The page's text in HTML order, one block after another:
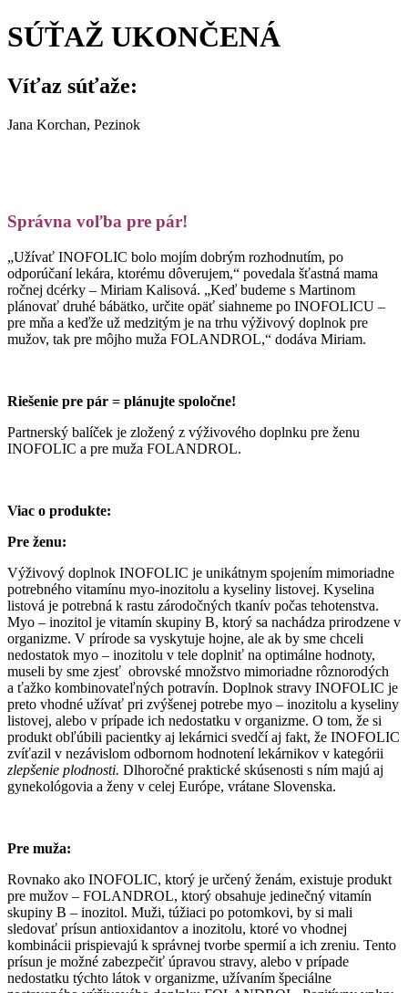
SÚŤAŽ UKONČENÁ
Víťaz súťaže:
Jana Korchan, Pezinok
Správna voľba pre pár!
„Užívať INOFOLIC bolo mojím dobrým rozhodnutím, po
odporúčaní lekára, ktorému dôverujem,“ povedala šťastná mama
ročnej dcérky – Miriam Kalisová. „Keď budeme s Martinom
plánovať druhé bábätko, určite opäť siahneme po INOFOLICU –
pre mňa a keďže už medzitým je na trhu výživový doplnok pre
mužov, tak pre môjho muža FOLANDROL,“ dodáva Miriam.
Riešenie pre pár = plánujte spoločne!
Partnerský balíček je zložený z výživového doplnku pre ženu
INOFOLIC a pre muža FOLANDROL.
Viac o produkte:
Pre ženu:
Výživový doplnok INOFOLIC je unikátnym spojením mimoriadne
potrebného vitamínu myo-inozitolu a kyseliny listovej. Kyselina
listová je potrebná k rastu zárodočných tkanív počas tehotenstva.
Myo – inozitol je vitamín skupiny B, ktorý sa nachádza prirodzene v
organizme. V prírode sa vyskytuje hojne, ale ak by sme chceli
nedostatok myo – inozitolu v tele doplniť na optimálne hodnoty,
museli by sme zjesť obrovské množstvo mimoriadne rôznorodých
a ťažko kombinovateľných potravín. Doplnok stravy INOFOLIC je
preto vhodné užívať pri zvýšenej potrebe myo – inozitolu a kyseliny
listovej, alebo v prípade ich nedostatku v organizme. O tom, že si
produkt obľúbili pacientky aj lekárnici svedčí aj fakt, že INOFOLIC
zvíťazil v nezávislom odbornom hodnotení lekárnikov v kategórii
zlepšenie plodnosti. Dlhoročné praktické skúsenosti s ním majú aj
gynekológovia a ženy v celej Európe, vrátane Slovenska.
Pre muža:
Rovnako ako INOFOLIC, ktorý je určený ženám, existuje produkt
pre mužov – FOLANDROL, ktorý obsahuje jedinečný vitamín
skupiny B – inozitol. Muži, túžiaci po potomkovi, by si mali
sledovať prísun antioxidantov a inozitolu, ktoré vo vhodnej
kombinácii prispievajú k správnej tvorbe spermií a ich zreniu. Tento
prísun je možné zabezpečiť úpravou stravy, alebo v prípade
nedostatku týchto látok v organizme, užívaním špeciálne